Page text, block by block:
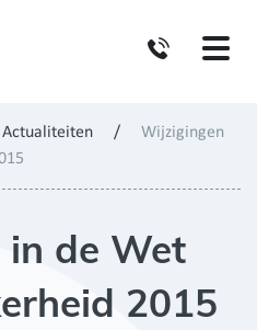
Actualiteiten /
Wijzigingen
de Wet
2015